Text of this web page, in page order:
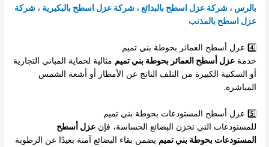
بالرس ،شركة عزل اسطح بالبدائع ،شركة عزل اسطح بالبكيرية ،شركة
عزل اسطح بالمذنب
4️⃣ عزل أسطح العمائر بحوطة بني تميم
خدمةعزل أسطح العمائر بحوطة بني تميم مثالية لحماية المباني التجارية
أو السكنية الكبيرة من التلف الناتج عن الأمطار أو أشعة الشمس
المباشرة.
5️⃣ عزل أسطح المستودعات بحوطة بني تميم
للمستودعات التي تخزن البضائع الحساسة، فإنعزل أسطح
المستودعات بحوطة بني تميم يضمن بقاء البضائع آمنة بعيدًا عن الرطوبة